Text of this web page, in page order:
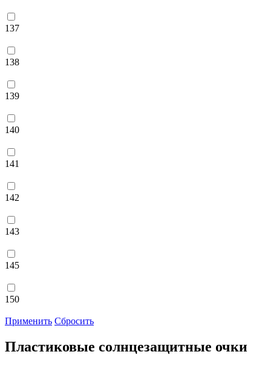
137
138
139
140
141
142
143
145
150
Применить Сбросить
Пластиковые солнцезащитные очки